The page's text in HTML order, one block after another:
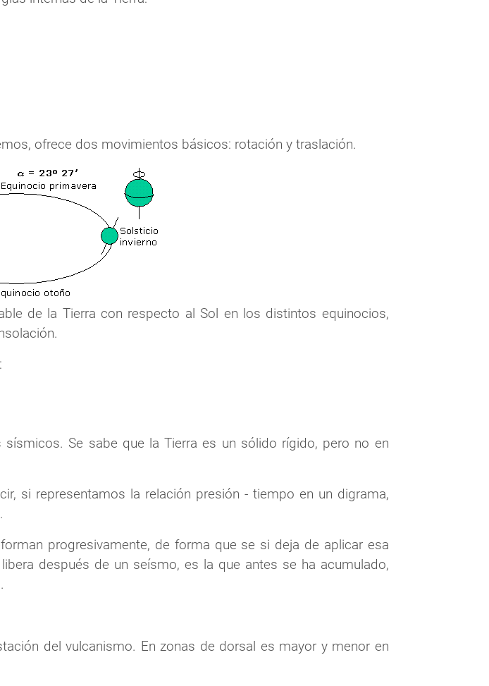
ofrece dos movimientos básicos: rotación y traslación.
de la Tierra con respecto al Sol en los distintos equinocios,
Se sabe que la Tierra es un sólido rígido, pero no en
si representamos la relación presión - tiempo en un digrama,
progresivamente, de forma que se si deja de aplicar esa
después de un seísmo, es la que antes se ha acumulado,
del vulcanismo. En zonas de dorsal es mayor y menor en